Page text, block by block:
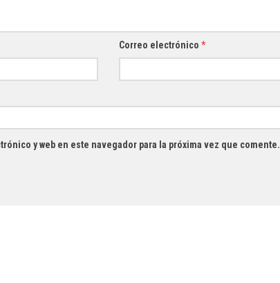
Correo electrónico *
y web en este navegador para la próxima vez que comente.